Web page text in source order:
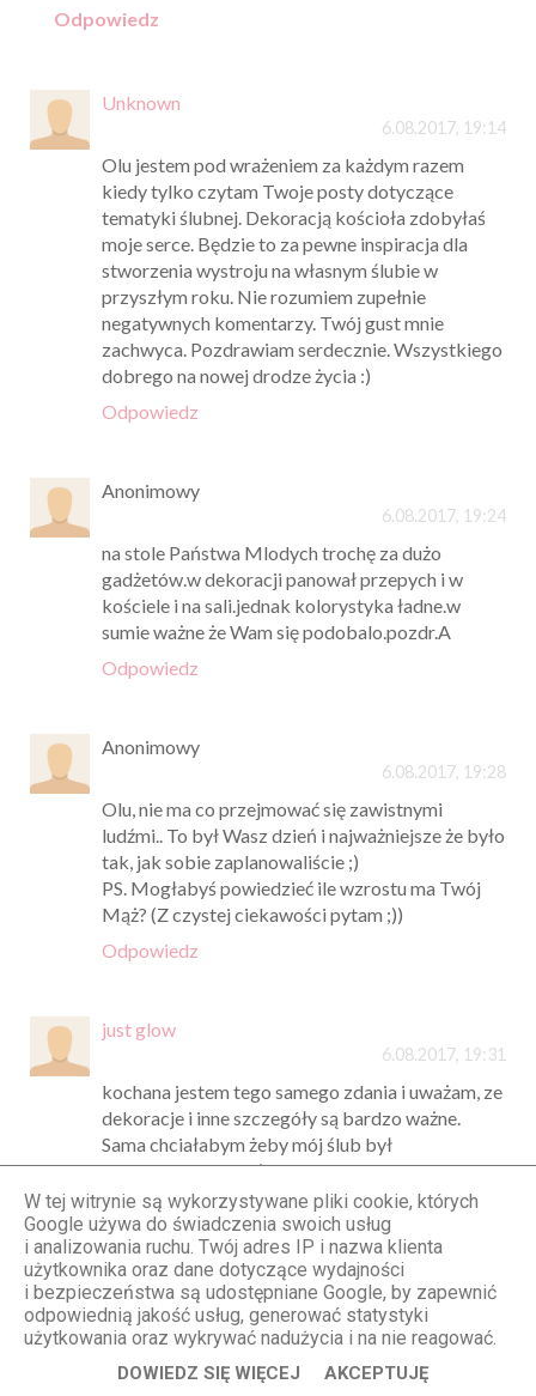
mojego minimalizmu ; )
STYLOLY Aleksandra Marzęda
7.08.2017, 11:48
Taka opinia jak najbardziej jest na miejscu -
skro jesteś minimalistką to oczywiste jest,
że masz zupełnie inny gust! Jak widać
kulturę wypowiedzi można zachować w
takiej kwestii ;-))
Odpowiedz
kiedy tylko czytam Twoje posty dotyczące
tematyki ślubnej. Dekoracją kościoła zdobyłaś
moje serce. Będzie to za pewne inspiracja dla
stworzenia wystroju na własnym ślubie w
przyszłym roku. Nie rozumiem zupełnie
negatywnych komentarzy. Twój gust mnie
zachwyca. Pozdrawiam serdecznie. Wszystkiego
dobrego na nowej drodze życia :)
6.08.2017, 19:24
na stole Państwa Mlodych trochę za dużo
gadżetów.w dekoracji panował przepych i w
kościele i na sali.jednak kolorystyka ładne.w
sumie ważne że Wam się podobalo.pozdr.A
Odpowiedz
Anonimowy
Olu, nie ma co przejmować się zawistnymi
ludźmi.. To był Wasz dzień i najważniejsze że było
tak, jak sobie zaplanowaliście ;)
Mąż? (Z czystej ciekawości pytam ;))
Odpowiedz
just glow
6.08.2017, 19:31
kochana jestem tego samego zdania i uważam, ze
W tej witrynie są wykorzystywane pliki cookie, których
Google używa do świadczenia swoich usług
i analizowania ruchu. Twój adres IP i nazwa klienta
użytkownika oraz dane dotyczące wydajności
i bezpieczeństwa są udostępniane Google, by zapewnić
odpowiednią jakość usług, generować statystyki
użytkowania oraz wykrywać nadużycia i na nie reagować.
DOWIEDZ SIĘ WIĘCEJ AKCEPTUJĘ